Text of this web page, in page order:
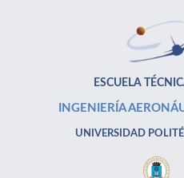
ESCUELA
INGENIERÍA
UNIVERSIDAD